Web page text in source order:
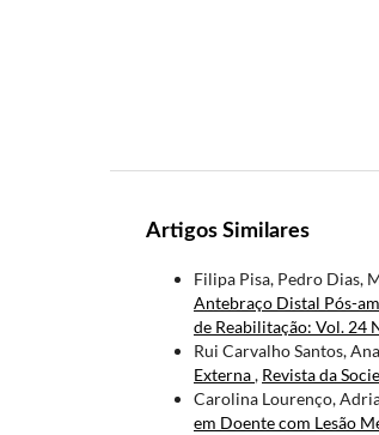
Artigos Similares
Filipa Pisa, Pedro Dias,
Antebraço Distal Pós-
de Reabilitação: Vol. 24
Rui Carvalho Santos,
Externa, Revista da
Carolina Lourenço,
em Doente com Lesão